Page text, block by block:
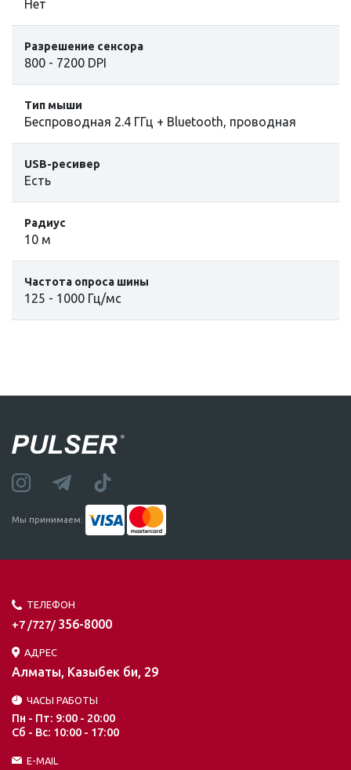
Нет
Разрешение сенсора
800 - 7200 DPI
Тип мыши
Беспроводная 2.4 ГГц + Bluetooth, проводная
USB-ресивер
Есть
Радиус
10 м
Частота опроса шины
125 - 1000 Гц/мс
Мы принимаем:
ТЕЛЕФОН
+7 /727/ 356-8000
АДРЕС
Алматы, Казыбек би, 29
ЧАСЫ РАБОТЫ
Пн - Пт: 9:00 - 20:00
Сб - Вс: 10:00 - 17:00
E-MAIL